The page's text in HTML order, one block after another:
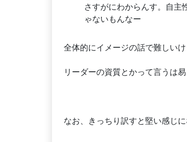
さすがにわからんす。自主
ゃないもんなー
全体的にイメージの話で難しい
リーダーの資質とかって言うは
なお、きっちり訳すと堅い感じ